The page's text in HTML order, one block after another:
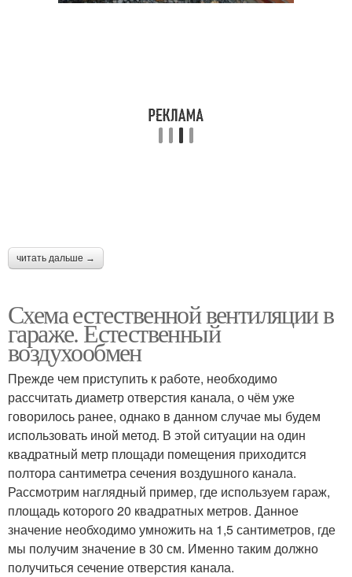
читать дальше →
Схема естественной вентиляции в
гараже. Естественный
воздухообмен
Прежде чем приступить к работе, необходимо
рассчитать диаметр отверстия канала, о чём уже
говорилось ранее, однако в данном случае мы будем
использовать иной метод. В этой ситуации на один
квадратный метр площади помещения приходится
полтора сантиметра сечения воздушного канала.
Рассмотрим наглядный пример, где используем гараж,
площадь которого 20 квадратных метров. Данное
значение необходимо умножить на 1,5 сантиметров, где
мы получим значение в 30 см. Именно таким должно
получиться сечение отверстия канала.